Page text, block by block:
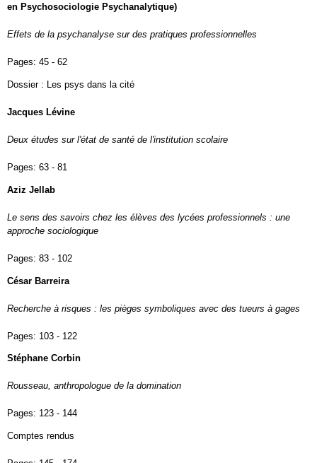
en Psychosociologie Psychanalytique)
Effets de la psychanalyse sur des pratiques professionnelles
Pages: 45 - 62
Dossier : Les psys dans la cité
Jacques Lévine
Deux études sur l'état de santé de l'institution scolaire
Pages: 63 - 81
Aziz Jellab
Le sens des savoirs chez les élèves des lycées professionnels : une
approche sociologique
Pages: 83 - 102
César Barreira
Recherche à risques : les pièges symboliques avec des tueurs à gages
Pages: 103 - 122
Stéphane Corbin
Rousseau, anthropologue de la domination
Pages: 123 - 144
Comptes rendus